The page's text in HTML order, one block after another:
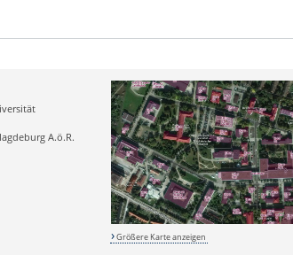
A.ö.R.
Größere Karte anzeigen